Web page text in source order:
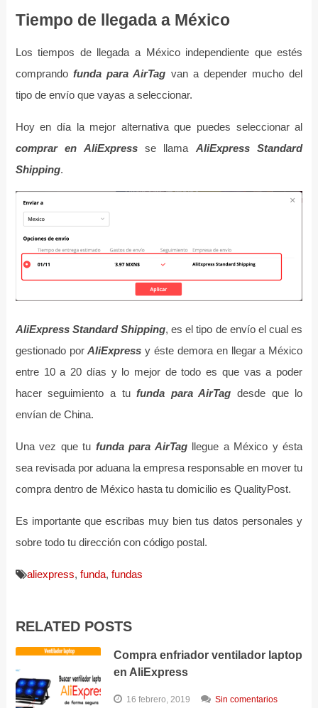
Tiempo de llegada a México
Los tiempos de llegada a México independiente que estés
comprandofunda para AirTag van a depender mucho del
tipo de envío que vayas a seleccionar.
Hoy en día la mejor alternativa que puedes seleccionar al
comprar en AliExpress se llama AliExpress Standard
Shipping.
AliExpress Standard Shipping, es el tipo de envío el cual es
gestionado porAliExpress y éste demora en llegar a México
entre 10 a 20 días y lo mejor de todo es que vas a poder
hacer seguimiento a tufunda para AirTag desde que lo
envían de China.
Una vez que tu funda para AirTagllegue a México y ésta
sea revisada por aduana la empresa responsable en mover tu
compra dentro de México hasta tu domicilio es QualityPost.
Es importante que escribas muy bien tus datos personales y
sobre todo tu dirección con código postal.
aliexpress, funda, fundas
RELATED POSTS
Compra enfriador ventilador laptop
en AliExpress
16 febrero, 2019 Sin comentarios